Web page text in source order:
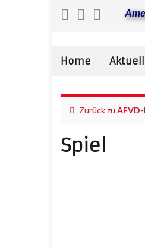
Home Aktuell
Zurück zu
Spiel